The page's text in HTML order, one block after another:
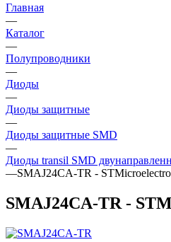
Главная
—
Каталог
—
Полупроводники
—
Диоды
—
Диоды защитные
—
Диоды защитные SMD
—
Диоды transil SMD
—SMAJ24CA-TR -
SMAJ24CA-TR -